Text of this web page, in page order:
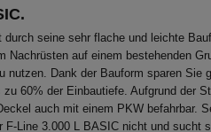
seine sehr flache und leichte
auf einem bestehenden
Dank der Bauform sparen Sie
60% der Einbautiefe. Aufgrund der
auch mit einem PKW befahrbar.
Line 3.000 L BASIC nicht und sucht